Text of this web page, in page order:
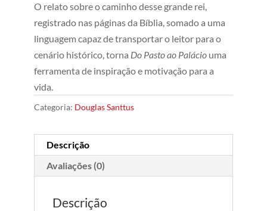
O relato sobre o caminho desse grande rei,
registrado nas páginas da Bíblia, somado a uma
linguagem capaz de transportar o leitor para o
cenário histórico, torna Do Pasto ao Paláciouma
ferramenta de inspiração e motivação para a
vida.
Categoria: Douglas Santtus
Descrição
Avaliações (0)
Descrição